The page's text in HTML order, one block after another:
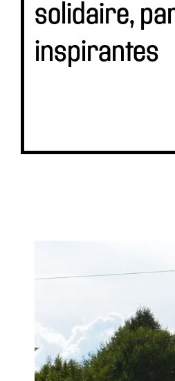
solidaire,
inspirantes